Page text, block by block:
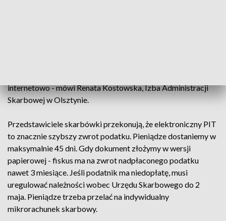
internetowo - mówi Renata Kostowska, Izba Administracji
Skarbowej w Olsztynie.
Przedstawiciele skarbówki przekonują, że elektroniczny PIT
to znacznie szybszy zwrot podatku. Pieniądze dostaniemy w
maksymalnie 45 dni. Gdy dokument złożymy w wersji
papierowej - fiskus ma na zwrot nadpłaconego podatku
nawet 3 miesiące. Jeśli podatnik ma niedopłatę, musi
uregulować należności wobec Urzędu Skarbowego do 2
maja. Pieniądze trzeba przelać na indywidualny
mikrorachunek skarbowy.